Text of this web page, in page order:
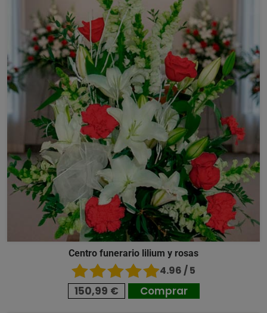
Centro funerario lilium y rosas
4.96 / 5
150,99 € Comprar